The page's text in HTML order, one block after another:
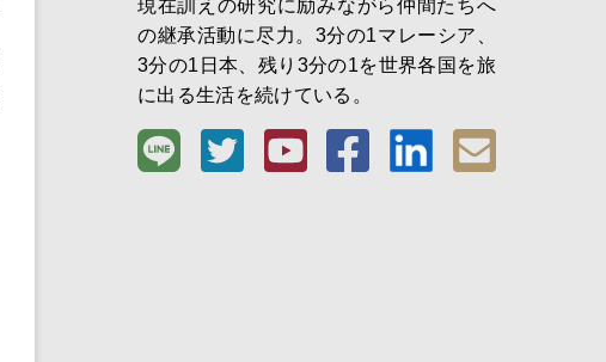
現在訓えの研究に励みながら仲間たちへ
の継承活動に尽力。3分の1マレーシア、
3分の1日本、残り3分の1を世界各国を旅
に出る生活を続けている。